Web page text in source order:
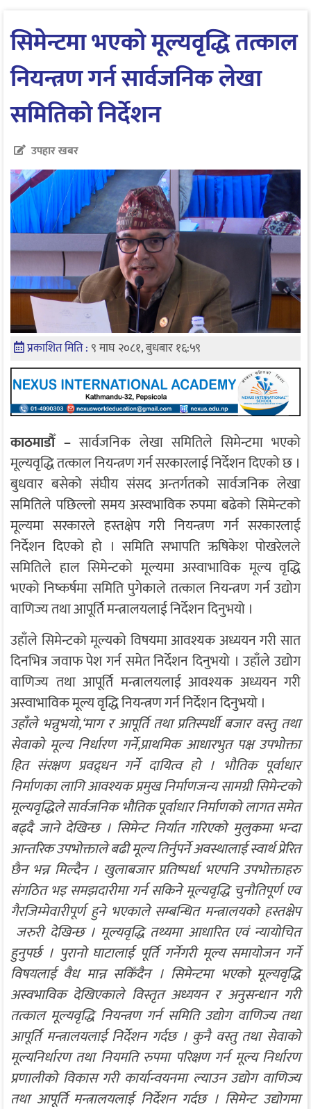
सिमेन्टमा भएको मूल्यवृद्धि तत्काल
नियन्त्रण गर्न सार्वजनिक लेखा
समितिको निर्देशन
उपहार खबर
प्रकाशित मिति : ९ माघ २०८१, बुधबार १६:५९
काठमाडाैँ – सार्वजनिक लेखा समितिले सिमेन्टमा भएको
मूल्यवृद्धि तत्काल नियन्त्रण गर्न सरकारलाई निर्देशन दिएको छ ।
बुधवार बसेको संघीय संसद अन्तर्गतको सार्वजनिक लेखा
समितिले पछिल्लो समय अस्वभाविक रुपमा बढेको सिमेन्टको
मूल्यमा सरकारले हस्तक्षेप गरी नियन्त्रण गर्न सरकारलाई
निर्देशन दिएको हो । समिति सभापति ऋषिकेश पोखरेलले
समितिले हाल सिमेन्टको मूल्यमा अस्वाभाविक मूल्य वृद्धि
भएको निष्कर्षमा समिति पुगेकाले तत्काल नियन्त्रण गर्न उद्योग
वाणिज्य तथा आपूर्ति मन्त्रालयलाई निर्देशन दिनुभयो ।
उहाँले सिमेन्टको मूल्यको विषयमा आवश्यक अध्ययन गरी सात
दिनभित्र जवाफ पेश गर्न समेत निर्देशन दिनुभयो । उहाँले उद्योग
वाणिज्य तथा आपूर्ति मन्त्रालयलाई आवश्यक अध्ययन गरी
अस्वाभाविक मूल्य वृद्धि नियन्त्रण गर्न निर्देशन दिनुभयो ।
उहाँले भन्नुभयो,‘माग र आपूर्ति तथा प्रतिस्पर्धी बजार वस्तु तथा
सेवाको मूल्य निर्धारण गर्ने,प्राथमिक आधारभुत पक्ष उपभोक्ता
हित संरक्षण प्रवद्र्धन गर्ने दायित्व हो । भौतिक पूर्वाधार
निर्माणका लागि आवश्यक प्रमुख निर्माणजन्य सामग्री सिमेन्टको
मूल्यवृद्धिले सार्वजनिक भौतिक पूर्वाधार निर्माणको लागत समेत
बढ्दै जाने देखिन्छ । सिमेन्ट निर्यात गरिएको मुलुकमा भन्दा
आन्तरिक उपभोक्ताले बढी मूल्य तिर्नुपर्ने अवस्थालाई स्वार्थ प्रेरित
छैन भन्न मिल्दैन । खुलाबजार प्रतिष्पर्धा भएपनि उपभोक्ताहरु
संगठित भइ समझदारीमा गर्न सकिने मूल्यवृद्धि चुनौतिपूर्ण एव
गैरजिम्मेवारीपूर्ण हुने भएकाले सम्बन्धित मन्त्रालयको हस्तक्षेप
जरुरी देखिन्छ । मूल्यवृद्धि तथ्यमा आधारित एवं न्यायोचित
हुनुपर्छ । पुरानो घाटालाई पूर्ति गर्नेगरी मूल्य समायोजन गर्ने
विषयलाई वैध मान्न सकिँदैन । सिमेन्टमा भएको मूल्यवृद्धि
अस्वभाविक देखिएकाले विस्तृत अध्ययन र अनुसन्धान गरी
तत्काल मूल्यवृद्धि नियन्त्रण गर्न समिति उद्योग वाणिज्य तथा
आपूर्ति मन्त्रालयलाई निर्देशन गर्दछ । कुनै वस्तु तथा सेवाको
मूल्यनिर्धारण तथा नियमति रुपमा परिक्षण गर्न मूल्य निर्धारण
प्रणालीको विकास गरी कार्यान्वयनमा ल्याउन उद्योग वाणिज्य
तथा आपूर्ति मन्त्रालयलाई निर्देशन गर्दछ । सिमेन्ट उद्योगमा